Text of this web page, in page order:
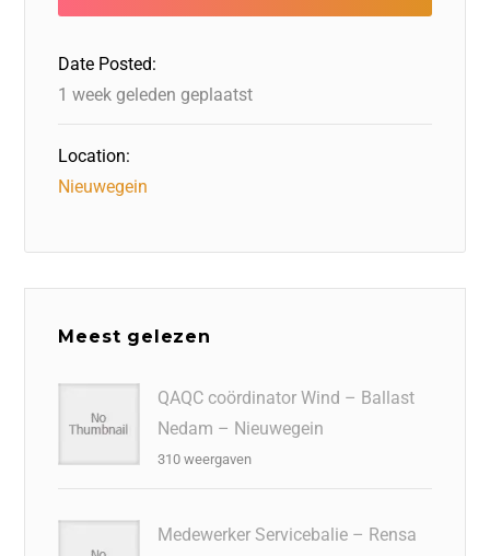
o
o
k
n
o s
p
Date Posted:
1 week geleden geplaatst
Location:
Nieuwegein
Meest gelezen
QAQC coördinator Wind – Ballast
Nedam – Nieuwegein
310 weergaven
Medewerker Servicebalie – Rensa